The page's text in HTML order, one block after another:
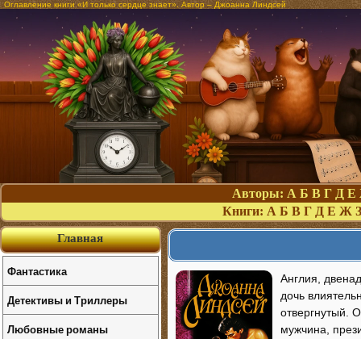
Оглавление книги «И только сердце знает». Автор – Джоанна Линдсей
Авторы: А Б В Г Д Е
Книги: А Б В Г Д Е Ж З
Англия,
дочь
отвергнутый.
мужчина,
Главная
Фантастика
Детективы и Триллеры
Любовные романы